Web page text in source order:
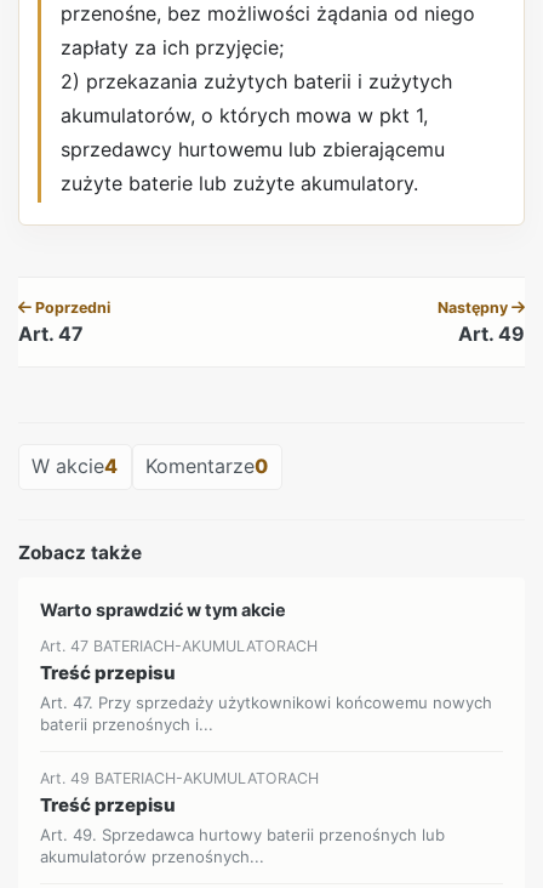
przenośne, bez możliwości żądania od niego
zapłaty za ich przyjęcie;
2) przekazania zużytych baterii i zużytych
akumulatorów, o których mowa w pkt 1,
sprzedawcy hurtowemu lub zbierającemu
zużyte baterie lub zużyte akumulatory.
Poprzedni
Art. 47
Następny
Art. 49
W akcie4 Komentarze0
Zobacz także
Warto sprawdzić w tym akcie
Art. 47 BATERIACH-AKUMULATORACH
Treść przepisu
Art. 47. Przy sprzedaży użytkownikowi końcowemu nowych
baterii przenośnych i...
Art. 49 BATERIACH-AKUMULATORACH
Treść przepisu
Art. 49. Sprzedawca hurtowy baterii przenośnych lub
akumulatorów przenośnych...